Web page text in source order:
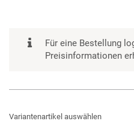
Für eine Bestellung
Preisinformationen
Variantenartikel auswählen